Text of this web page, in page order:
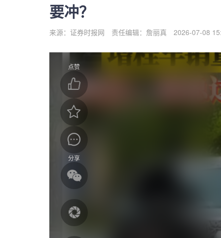
要冲？
来源：证券时报网 责任编辑：詹丽真 2026-07-08
点赞
分享